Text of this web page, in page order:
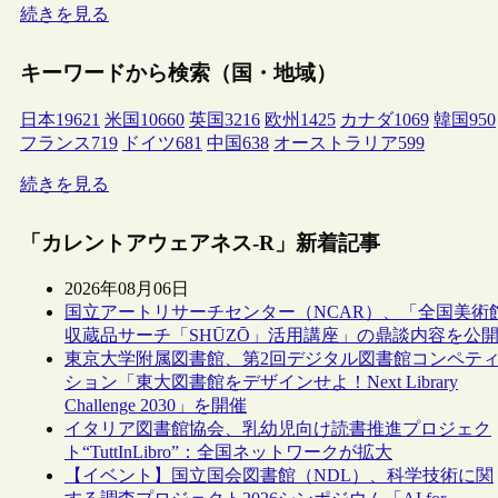
続きを見る
キーワードから検索（国・地域）
日本19621 米国 10660 英国3216 欧州 1425 カナダ1069 韓国950
フランス719 ドイツ681 中国638 オーストラリア599
続きを見る
「カレントアウェアネス-R」新着記事
2026年08月06日
国立アートリサーチセンター（NCAR）、「全国美術
収蔵品サーチ「SHŪZŌ」活用講座」の鼎談内容を公開
東京大学附属図書館、第2回デジタル図書館コンペティ
ション「東大図書館をデザインせよ！Next Library
Challenge 2030」を開催
イタリア図書館協会、乳幼児向け読書推進プロジェク
ト“TuttInLibro”：全国ネットワークが拡大
【イベント】国立国会図書館（NDL）、科学技術に関